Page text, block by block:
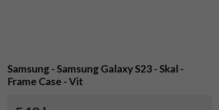
Samsung - Samsung Galaxy S23 - Skal -
Frame Case - Vit